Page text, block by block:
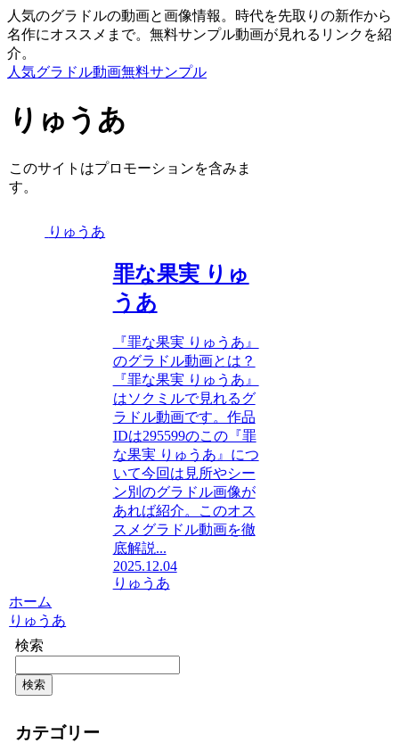
人気のグラドルの動画と画像情報。時代を先取りの新作から
名作にオススメまで。無料サンプル動画が見れるリンクを紹
介。
人気グラドル動画無料サンプル
りゅうあ
このサイトはプロモーションを含みま
す。
りゅうあ
罪な果実 りゅ
うあ
『罪な果実 りゅうあ』
のグラドル動画とは？
『罪な果実 りゅうあ』
はソクミルで見れるグ
ラドル動画です。作品
IDは295599のこの『罪
な果実 りゅうあ』につ
いて今回は見所やシー
ン別のグラドル画像が
あれば紹介。このオス
スメグラドル動画を徹
底解説...
2025.12.04
りゅうあ
ホーム
りゅうあ
検索
検索
カテゴリー